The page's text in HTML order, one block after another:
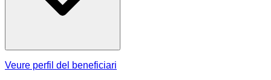
Veure perfil del beneficiari